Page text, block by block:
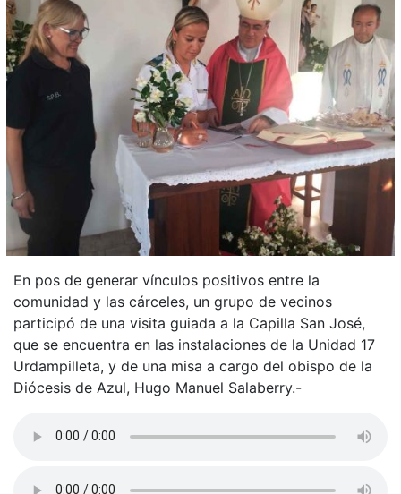
En pos de generar vínculos positivos entre la
comunidad y las cárceles, un grupo de vecinos
participó de una visita guiada a la Capilla San José,
que se encuentra en las instalaciones de la Unidad 17
Urdampilleta, y de una misa a cargo del obispo de la
Diócesis de Azul, Hugo Manuel Salaberry.-